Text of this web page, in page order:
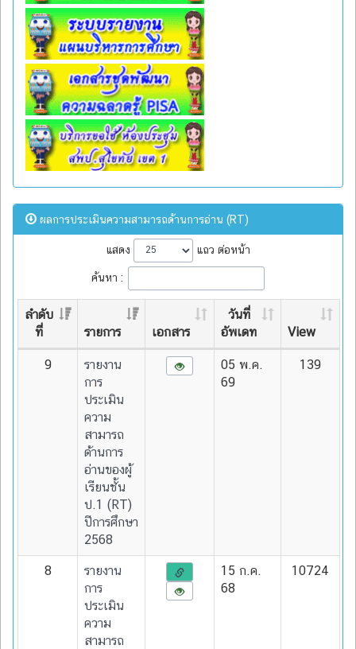
ผลการประเมินความสามารถด้านการอ่าน (RT)
แสดง แถว ต่อหน้า
ค้นหา :
ลำดับ
ที่
รายการ เอกสาร
วันที่
อัพเดท
View
9
รายงาน
การ
ประเมิน
ความ
สามารถ
ด้านการ
อ่านของผู้
เรียนชั้น
ป.1 (RT)
ปีการศึกษา
2568
05 พ.ค.
69
139
8
รายงาน
การ
ประเมิน
ความ
สามารถ
15 ก.ค.
68
10724